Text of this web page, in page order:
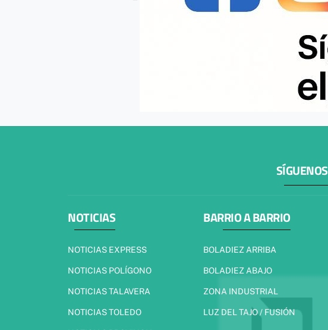
SÍGUENOS
NOTICIAS
NOTICIAS EXPRESS
NOTICIAS POLÍGONO
NOTICIAS TALAVERA
NOTICIAS TOLEDO
BARRIO A BARRIO
BOLADIEZ ARRIBA
BOLADIEZ ABAJO
ZONA INDUSTRIAL
LUZ DEL TAJO / FUSIÓN